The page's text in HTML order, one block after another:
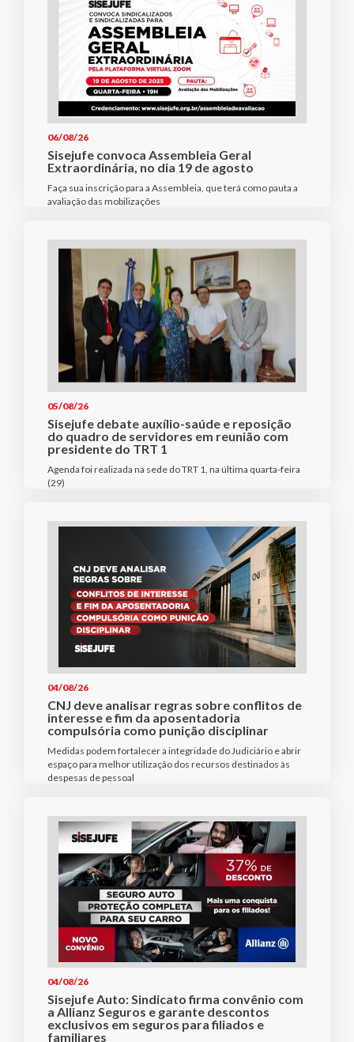
06/08/26
Sisejufe convoca Assembleia Geral
Extraordinária, no dia 19 de agosto
Faça sua inscrição para a Assembleia, que terá como pauta a
avaliação das mobilizações
05/08/26
Sisejufe debate auxílio-saúde e reposição
do quadro de servidores em reunião com
presidente do TRT 1
Agenda foi realizada na sede do TRT 1, na última quarta-feira
(29)
04/08/26
CNJ deve analisar regras sobre conflitos de
interesse e fim da aposentadoria
compulsória como punição disciplinar
Medidas podem fortalecer a integridade do Judiciário e abrir
espaço para melhor utilização dos recursos destinados às
despesas de pessoal
04/08/26
Sisejufe Auto: Sindicato firma convênio com
a Allianz Seguros e garante descontos
exclusivos em seguros para filiados e
familiares